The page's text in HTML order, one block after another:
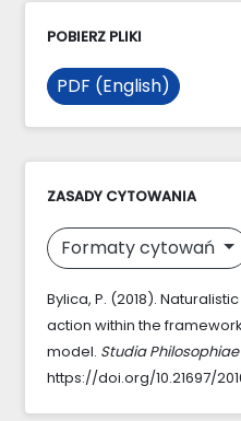
POBIERZ PLIKI
PDF (English)
ZASADY CYTOWANIA
Formaty cytowań
Bylica, P. (2018).
action within the
model. Studia
https://doi.org/10.21697/